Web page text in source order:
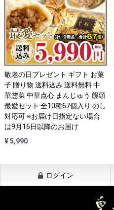
敬老の日プレゼント ギフト お菓
子 贈り物 送料込み 送料無料 中
華惣菜 中華点心 まんじゅう 饅頭
最愛セット 全10種67個入り のし
対応可 ※お届け日指定ない場合
は9月16日以降のお届け
¥ 5,990
ログイン